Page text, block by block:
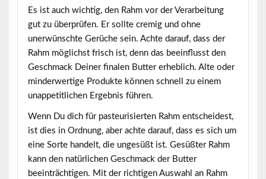
Es ist auch wichtig, den Rahm vor der Verarbeitung
gut zu überprüfen. Er sollte cremig und ohne
unerwünschte Gerüche sein. Achte darauf, dass der
Rahm möglichst frisch ist, denn das beeinflusst den
Geschmack Deiner finalen Butter erheblich. Alte oder
minderwertige Produkte können schnell zu einem
unappetitlichen Ergebnis führen.
Wenn Du dich für pasteurisierten Rahm entscheidest,
ist dies in Ordnung, aber achte darauf, dass es sich um
eine Sorte handelt, die ungesüßt ist. Gesüßter Rahm
kann den natürlichen Geschmack der Butter
beeinträchtigen. Mit der richtigen Auswahl an Rahm